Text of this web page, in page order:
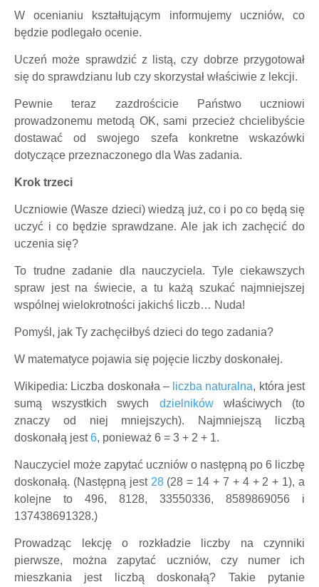
W ocenianiu kształtującym informujemy uczniów, co
będzie podlegało ocenie.
Uczeń może sprawdzić z listą, czy dobrze przygotował
się do sprawdzianu lub czy skorzystał właściwie z lekcji.
Pewnie teraz zazdrościcie Państwo uczniowi
prowadzonemu metodą OK, sami przecież chcielibyście
dostawać od swojego szefa konkretne wskazówki
dotyczące przeznaczonego dla Was zadania.
Krok trzeci
Uczniowie (Wasze dzieci) wiedzą już, co i po co będą się
uczyć i co będzie sprawdzane. Ale jak ich zachęcić do
uczenia się?
To trudne zadanie dla nauczyciela. Tyle ciekawszych
spraw jest na świecie, a tu każą szukać najmniejszej
wspólnej wielokrotności jakichś liczb… Nuda!
Pomyśl, jak Ty zachęciłbyś dzieci do tego zadania?
W matematyce pojawia się pojęcie liczby doskonałej.
Wikipedia: Liczba doskonała – liczba naturalna, która jest
sumą wszystkich swych dzielnikówwłaściwych (to
znaczy od niej mniejszych). Najmniejszą liczbą
doskonałą jest6, ponieważ 6 = 3 + 2 + 1.
Nauczyciel może zapytać uczniów o następną po 6 liczbę
doskonałą. (Następną jest 28(28 = 14 + 7 + 4 + 2 + 1), a
kolejne to 496, 8128, 33550336, 8589869056 i
137438691328.)
Prowadząc lekcję o rozkładzie liczby na czynniki
pierwsze, można zapytać uczniów, czy numer ich
mieszkania jest liczbą doskonałą? Takie pytanie